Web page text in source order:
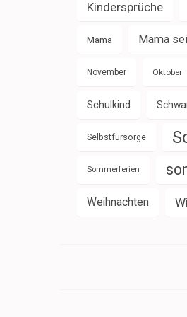
Kindersprüche
Mama Mama
November Oktober
Schulkind
Selbstfürsorge
Sommerferien
Weihnachten